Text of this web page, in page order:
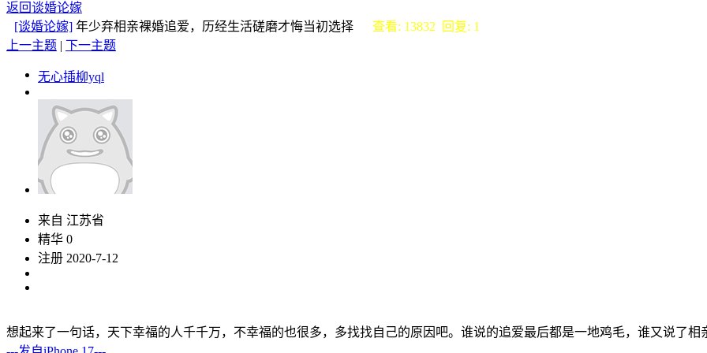
返回谈婚论嫁
[谈婚论嫁] 年少弃相亲裸婚追爱，历经生活磋磨才悔当初选择 查看: 13832 回复: 1
上一主题 | 下一主题
无心插柳yql
来自 江苏省
精华 0
注册 2020-7-12
想起来了一句话，天下幸福的人千千万，不幸福的也很多，多找找自己的原因吧。谁说的追爱最后都是一地鸡毛，谁又说了相